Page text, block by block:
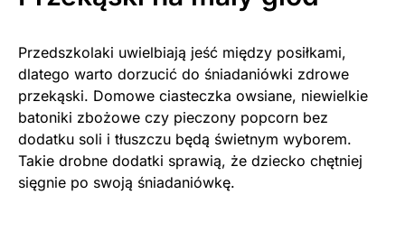
Przedszkolaki uwielbiają jeść między posiłkami,
dlatego warto dorzucić do śniadaniówki zdrowe
przekąski. Domowe ciasteczka owsiane, niewielkie
batoniki zbożowe czy pieczony popcorn bez
dodatku soli i tłuszczu będą świetnym wyborem.
Takie drobne dodatki sprawią, że dziecko chętniej
sięgnie po swoją śniadaniówkę.